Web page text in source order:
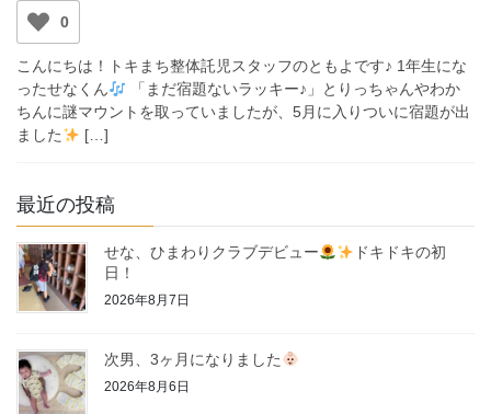
0
こんにちは！トキまち整体託児スタッフのともよです♪ 1年生にな
ったせなくん
「まだ宿題ないラッキー♪」とりっちゃんやわか
ちんに謎マウントを取っていましたが、5月に入りついに宿題が出
ました
[…]
最近の投稿
せな、ひまわりクラブデビュー
ドキドキの初
日！
2026年8月7日
次男、3ヶ月になりました
2026年8月6日